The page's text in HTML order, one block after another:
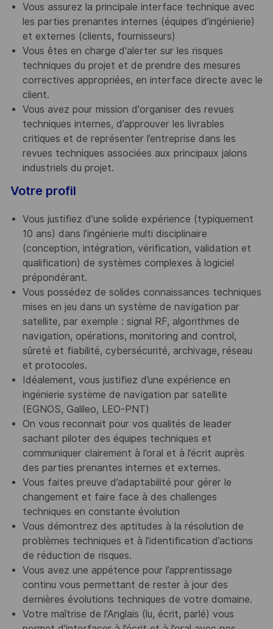
Vous assurez la principale interface technique avec
les parties prenantes internes (équipes d’ingénierie)
et externes (clients, fournisseurs)
Vous êtes en charge d'alerter sur les risques
techniques du projet et de prendre des mesures
correctives appropriées, en interface directe avec le
client.
Vous avez pour mission d'organiser des revues
techniques internes, d’approuver les livrables
critiques et de représenter l’entreprise dans les
revues techniques associées aux principaux jalons
industriels du projet.
Votre profil
Vous justifiez d'une solide expérience (typiquement
10 ans) dans l’ingénierie multi disciplinaire
(conception, intégration, vérification, validation et
qualification) de systèmes complexes à logiciel
prépondérant.
Vous possédez de solides connaissances techniques
mises en jeu dans un système de navigation par
satellite, par exemple : signal RF, algorithmes de
navigation, opérations, monitoring and control,
sûreté et fiabilité, cybersécurité, archivage, réseau
et protocoles.
Idéalement, vous justifiez d’une expérience en
ingénierie système de navigation par satellite
(EGNOS, Galileo, LEO-PNT)
On vous reconnait pour vos qualités de leader
sachant piloter des équipes techniques et
communiquer clairement à l’oral et à l’écrit auprès
des parties prenantes internes et externes.
Vous faites preuve d’adaptabilité pour gérer le
changement et faire face à des challenges
techniques en constante évolution
Vous démontrez des aptitudes à la résolution de
problèmes techniques et à l’identification d’actions
de réduction de risques.
Vous avez une appétence pour l’apprentissage
continu vous permettant de rester à jour des
dernières évolutions techniques de votre domaine.
Votre maîtrise de l'Anglais (lu, écrit, parlé) vous